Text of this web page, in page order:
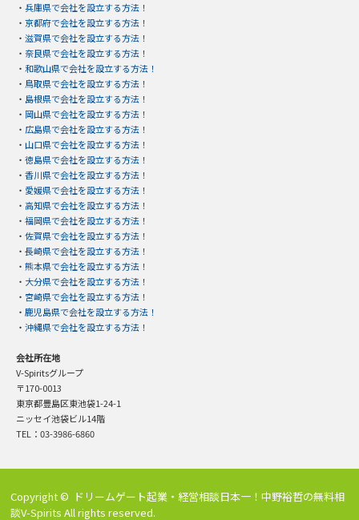
・ 兵庫県で会社を設立する方法！
・ 京都府で会社を設立する方法！
・ 滋賀県で会社を設立する方法！
・ 奈良県で会社を設立する方法！
・ 和歌山県で会社を設立する方法！
・ 鳥取県で会社を設立する方法！
・ 島根県で会社を設立する方法！
・ 岡山県で会社を設立する方法！
・ 広島県で会社を設立する方法！
・ 山口県で会社を設立する方法！
・ 徳島県で会社を設立する方法！
・ 香川県で会社を設立する方法！
・ 愛媛県で会社を設立する方法！
・ 高知県で会社を設立する方法！
・ 福岡県で会社を設立する方法！
・ 佐賀県で会社を設立する方法！
・ 長崎県で会社を設立する方法！
・ 熊本県で会社を設立する方法！
・ 大分県で会社を設立する方法！
・ 宮崎県で会社を設立する方法！
・ 鹿児島県で会社を設立する方法！
・ 沖縄県で会社を設立する方法！
会社所在地
V-Spiritsグループ
〒170-0013
東京都豊島区東池袋1-24-1
ニッセイ池袋ビル14階
TEL：03-3986-6860
Copyright © ドリームゲート起業・経営相談日本一！中野裕哲の無料相
談V-Spirits All rights reserved.